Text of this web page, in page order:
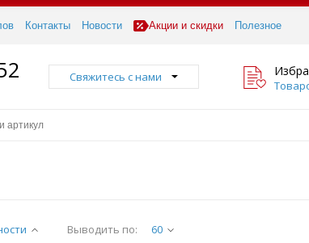
Контакты Новости Акции и скидки Полезное
Свяжитесь с нами
Выводить по: 60